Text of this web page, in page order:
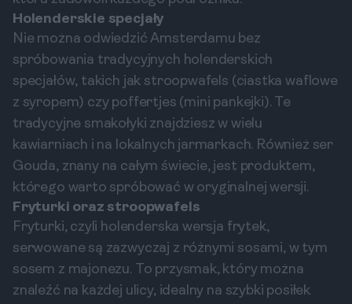
Holenderskie specjały
Nie można odwiedzić Amsterdamu bez
spróbowania tradycyjnych holenderskich
specjałów, takich jak stroopwafels (ciastka waflowe
z syropem) czy poffertjes (mini pankejki). Te
tradycyjne smakołyki znajdziesz w wielu
kawiarniach i na lokalnych jarmarkach. Również ser
Gouda, znany na całym świecie, jest produktem,
którego warto spróbować w oryginalnej wersji.
Fryturki oraz stroopwafels
Fryturki, czyli holenderska wersja frytek,
serwowane są zazwyczaj z różnymi sosami, w tym
sosem z majonezu. To przysmak, który można
znaleźć na każdej ulicy, idealny na szybki posiłek